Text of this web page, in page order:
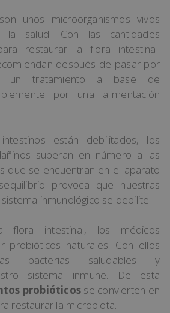
unos microorganismos vivos
la salud. Con las cantidades
restaurar la flora intestinal.
después de pasar por
un tratamiento a base de
por una alimentación
están debilitados, los
superan en número a las
que se encuentran en el aparato
provoca que nuestras
inmunológico se debilite.
flora intestinal, los médicos
probióticos naturales. Con ellos
bacterias saludables y
sistema inmune. De esta
probióticos se convierten en
restaurar la microbiota.